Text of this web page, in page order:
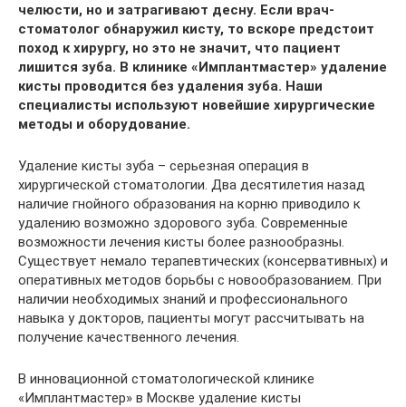
челюсти, но и затрагивают десну. Если врач-
стоматолог обнаружил кисту, то вскоре предстоит
поход к хирургу, но это не значит, что пациент
лишится зуба. В клинике «Имплантмастер» удаление
кисты проводится без удаления зуба. Наши
специалисты используют новейшие хирургические
методы и оборудование.
Удаление кисты зуба – серьезная операция в
хирургической стоматологии. Два десятилетия назад
наличие гнойного образования на корню приводило к
удалению возможно здорового зуба. Современные
возможности лечения кисты более разнообразны.
Существует немало терапевтических (консервативных) и
оперативных методов борьбы с новообразованием. При
наличии необходимых знаний и профессионального
навыка у докторов, пациенты могут рассчитывать на
получение качественного лечения.
В инновационной стоматологической клинике
«Имплантмастер» в Москве удаление кисты